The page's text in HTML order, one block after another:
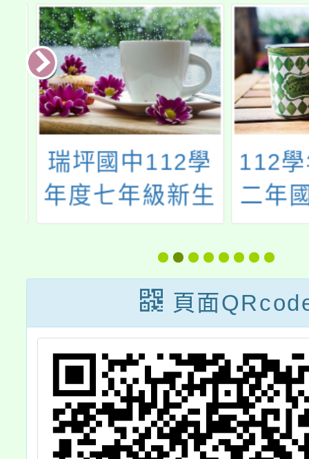
瑞坪國中112學
年度七年級新生
編班及新生導師
編配作業公告
112學
二年
育原
科學
頁面